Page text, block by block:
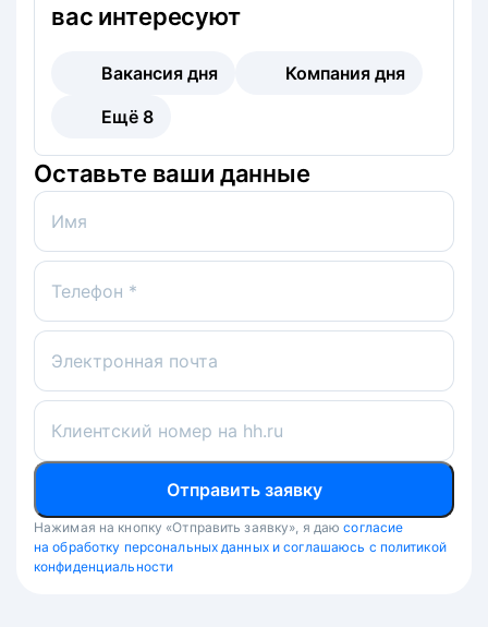
вас интересуют
Вакансия дня
Компания дня
Ещё 8
Оставьте ваши данные
Имя
Телефон *
Электронная почта
Клиентский номер на hh.ru
Отправить заявку
Нажимая на кнопку «Отправить заявку», я даю согласие
на обработку персональных данных и соглашаюсь с политикой
конфиденциальности